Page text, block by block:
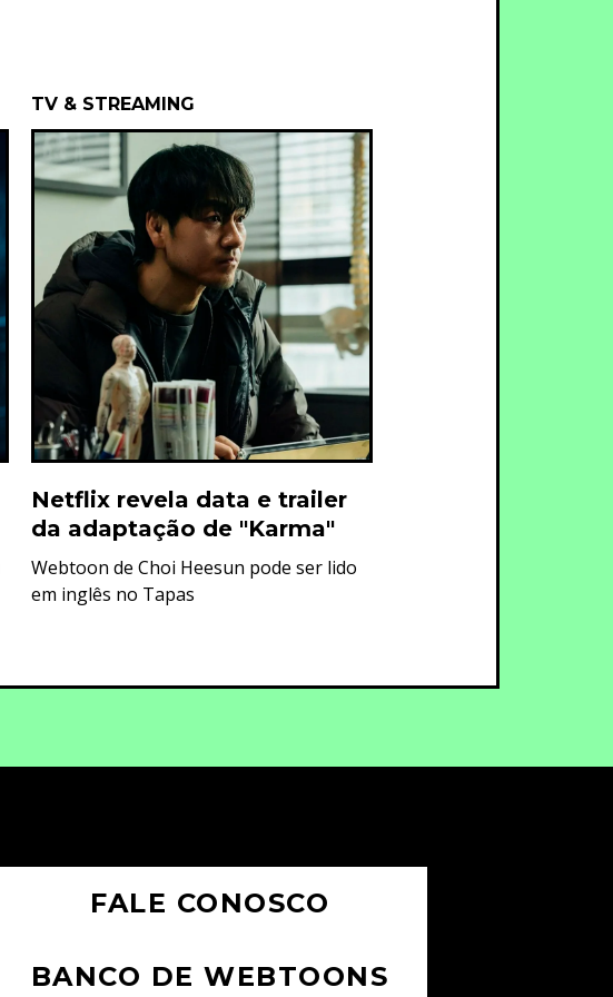
TV & STREAMING
Netflix revela data e trailer
da adaptação de "Karma"
Webtoon de Choi Heesun pode ser lido
em inglês no Tapas
FALE CONOSCO
BANCO DE WEBTOONS